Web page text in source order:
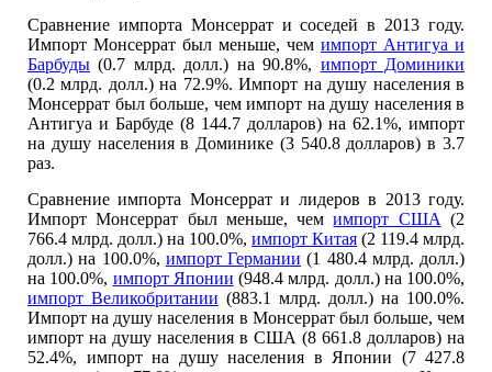
Сравнение импорта Монсеррат и соседей в 2013 году.
Импорт Монсеррат был меньше, чем импорт Антигуа и
Барбуды (0.7 млрд. долл.) на 90.8%, импорт Доминики
(0.2 млрд. долл.) на 72.9%. Импорт на душу населения в
Монсеррат был больше, чем импорт на душу населения в
Антигуа и Барбуде (8 144.7 долларов) на 62.1%, импорт
на душу населения в Доминике (3 540.8 долларов) в 3.7
раз.
Сравнение импорта Монсеррат и лидеров в 2013 году.
Импорт Монсеррат был меньше, чемимпорт США (2
766.4 млрд. долл.) на 100.0%, импорт Китая (2 119.4 млрд.
долл.) на 100.0%, импорт Германии (1 480.4 млрд. долл.)
на 100.0%, импорт Японии (948.4 млрд. долл.) на 100.0%,
импорт Великобритании (883.1 млрд. долл.) на 100.0%.
Импорт на душу населения в Монсеррат был больше, чем
импорт на душу населения в США (8 661.8 долларов) на
52.4%, импорт на душу населения в Японии (7 427.8